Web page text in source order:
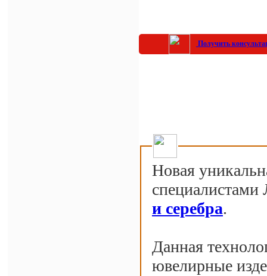
Получить
Новая
специалистами
и серебра.
Данная
ювелирные